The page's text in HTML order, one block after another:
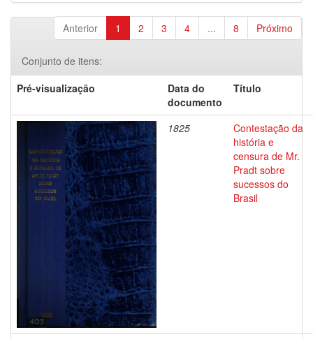
Anterior 1 2 3 4 ... 8 Próximo
Conjunto de itens:
Pré-visualização
Data do
documento
Título
1825
Contestação da
história e
censura de Mr.
Pradt sobre
sucessos do
Brasil